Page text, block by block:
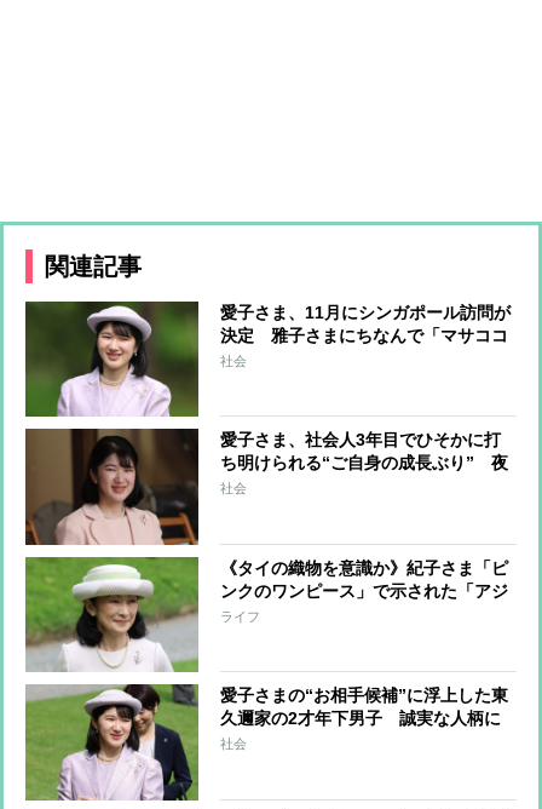
関連記事
愛子さま、11月にシンガポール訪問が
決定 雅子さまにちなんで「マサココ
ウタイシヒデンカ」と命名された真っ
社会
愛子さま、社会人3年目でひそかに打
ち明けられる“ご自身の成長ぶり” 夜
型生活を改め「朝、余裕をもって起き
社会
《タイの織物を意識か》紀子さま「ピ
ンクのワンピース」で示された「アジ
アンテイストの新境地」【専門家の分
ライフ
愛子さまの“お相手候補”に浮上した東
久邇家の2才年下男子 誠実な人柄に
接した美智子さまは「愛子の結婚相手
社会